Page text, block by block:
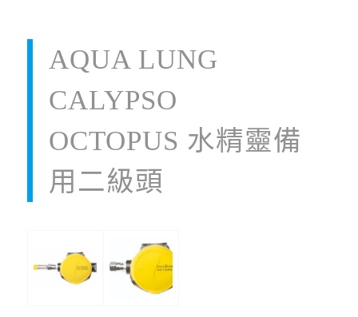
AQUA LUNG
CALYPSO
OCTOPUS 水精靈備
用二級頭